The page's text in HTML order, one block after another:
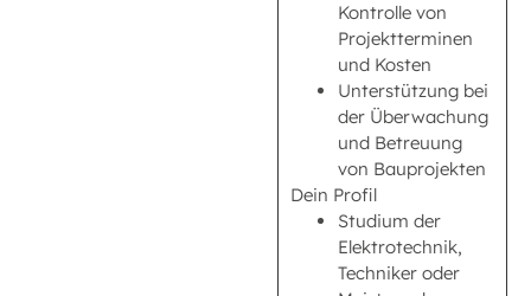
Kontrolle von
Projektterminen
und Kosten
Unterstützung bei
der Überwachung
und Betreuung
von Bauprojekten
Dein Profil
Studium der
Elektrotechnik,
Techniker oder